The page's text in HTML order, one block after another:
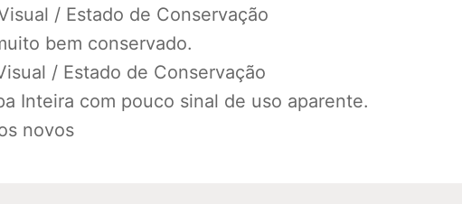
/ Estado de Conservação
bem conservado.
/ Estado de Conservação
Inteira com pouco sinal de uso aparente.
novos